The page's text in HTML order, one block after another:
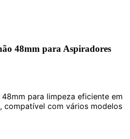
48mm para Aspiradores
48mm para limpeza eficiente em
compatível com vários modelos